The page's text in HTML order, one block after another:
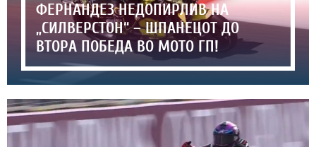
ФЕРНАНДЕЗ НЕДОПИРЛИВ НА
„СИЛВЕРСТОН“ – ШПАНЕЦОТ ДО
ВТОРА ПОБЕДА ВО МОТО ГП!